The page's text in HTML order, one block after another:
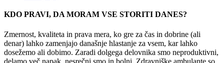
KDO PRAVI, DA MORAM VSE STORITI DANES?
Zmernost, kvaliteta in prava mera, ko gre za čas in dobrine (ali
denar) lahko zamenjajo današnje hlastanje za vsem, kar lahko
dosežemo ali dobimo. Zaradi dolgega delovnika smo neproduktivni,
delamo več napak, nesrečni smo in bolni. Zdravniške ambulante so